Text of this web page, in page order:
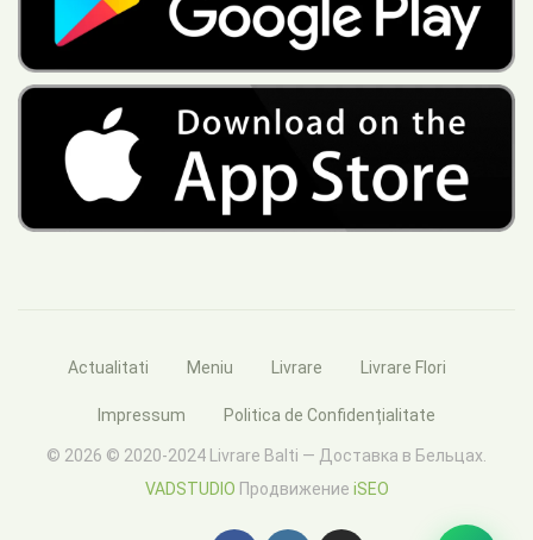
Actualitati Meniu Livrare Livrare Flori
Impressum Politica de Confidențialitate
© 2026 © 2020-2024 Livrare Balti — Доставка в Бельцах.
VADSTUDIO Продвижение iSEO